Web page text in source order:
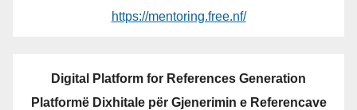
https://mentoring.free.nf/
Digital Platform for References Generation
Platformë Dixhitale për Gjenerimin e Referencave